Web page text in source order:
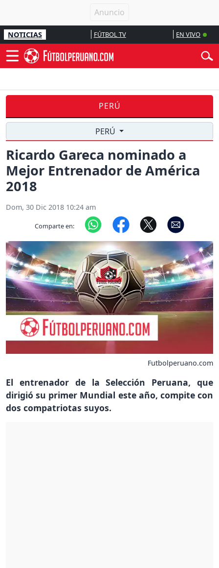
NOTICIAS FÚTBOL TV EN VIVO
PERÚ
PERÚ
Ricardo Gareca nominado a
Mejor Entrenador de América
2018
Dom, 30 Dic 2018 10:24 am
Comparte en:
Futbolperuano.com
El entrenador de la Selección Peruana, que
dirigió su primer Mundial este año, compite con
dos compatriotas suyos.